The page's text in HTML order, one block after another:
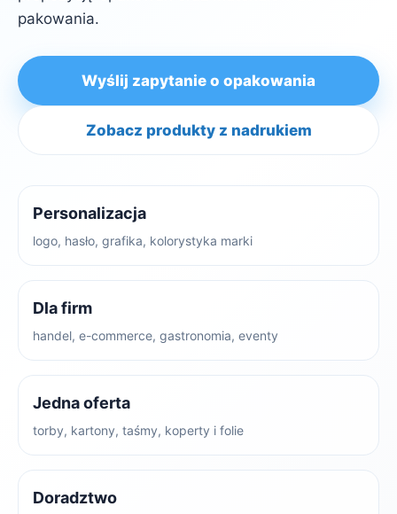
pakowania.
Wyślij zapytanie o opakowania
Zobacz produkty z nadrukiem
Personalizacja
logo, hasło, grafika, kolorystyka marki
Dla firm
handel, e-commerce, gastronomia, eventy
Jedna oferta
torby, kartony, taśmy, koperty i folie
Doradztwo